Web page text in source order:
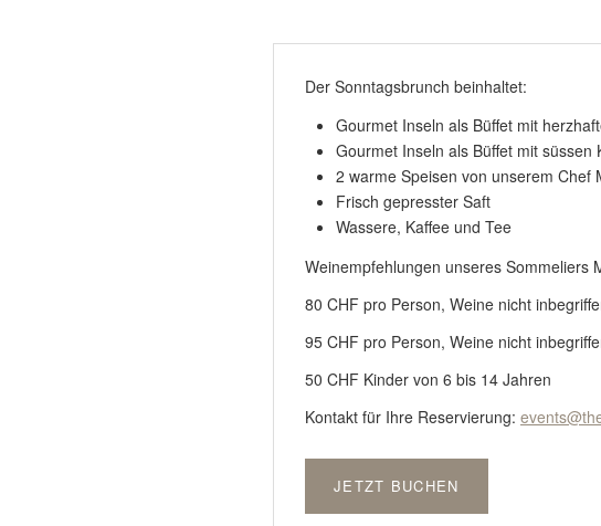
Der Sonntagsbrunch beinhaltet:
Gourmet Inseln als Büffet mit
Gourmet Inseln als Büffet mit süssen
2 warme Speisen von unserem Chef
Frisch gepresster Saft
Wassere, Kaffee und Tee
Weinempfehlungen unseres Sommeliers
80 CHF pro Person, Weine nicht
95 CHF pro Person, Weine nicht
50 CHF Kinder von 6 bis 14 Jahren
Kontakt für Ihre Reservierung:
JETZT BUCHEN